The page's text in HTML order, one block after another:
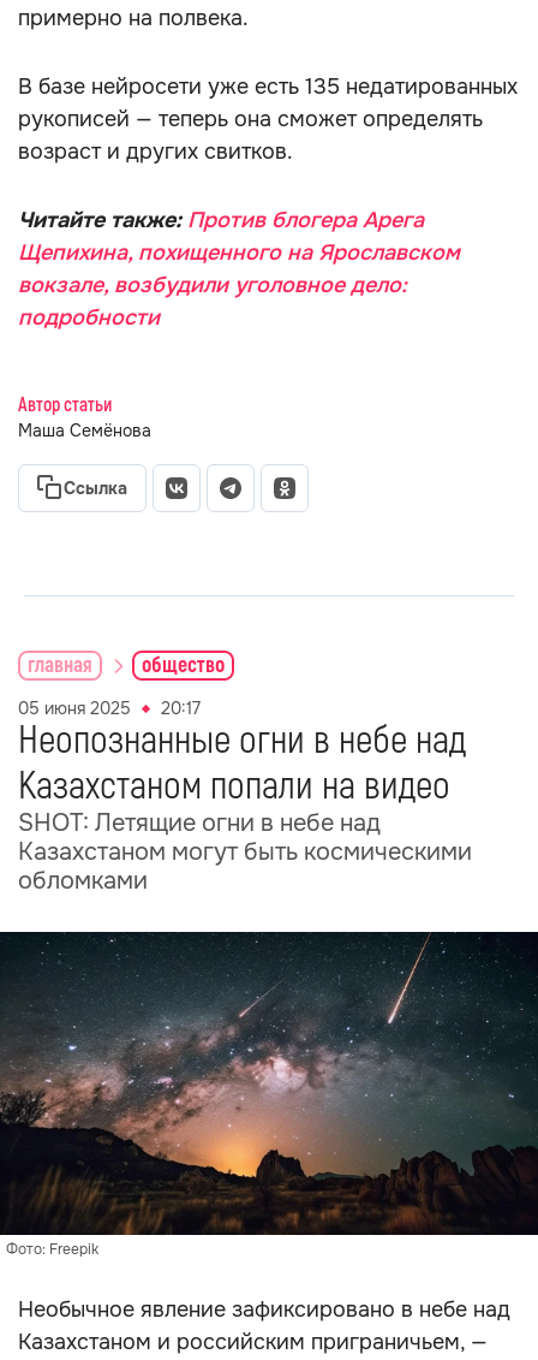
примерно на полвека.
В базе нейросети уже есть 135 недатированных
рукописей — теперь она сможет определять
возраст и других свитков.
Читайте также: Против блогера Арега
Щепихина, похищенного на Ярославском
вокзале, возбудили уголовное дело:
подробности
Автор статьи
Маша Семёнова
Ссылка
главная общество
05 июня 2025 20:17
Неопознанные огни в небе над
Казахстаном попали на видео
SHOT: Летящие огни в небе над
Казахстаном могут быть космическими
обломками
Фото: Freepik
Необычное явление зафиксировано в небе над
Казахстаном и российским приграничьем, —